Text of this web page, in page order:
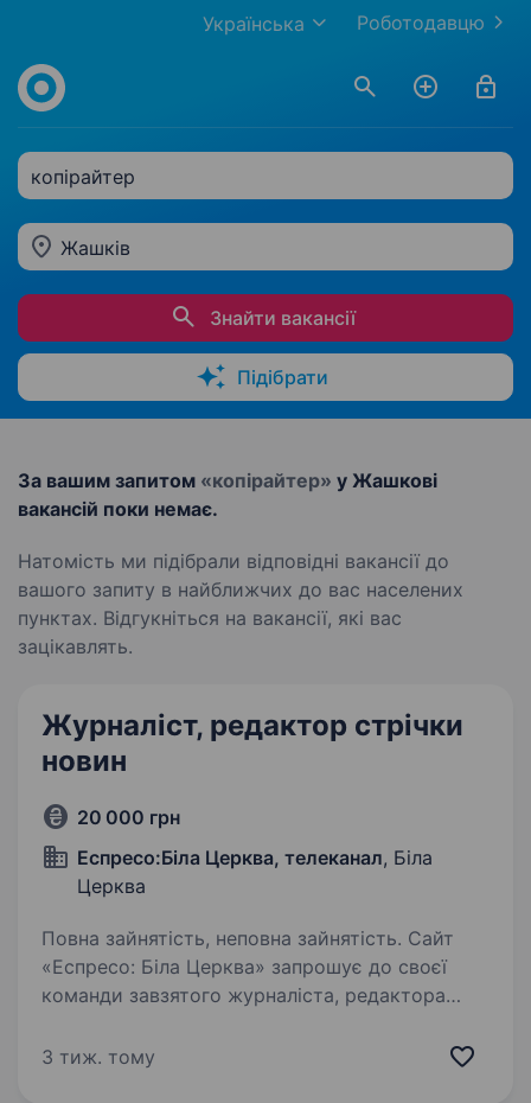
Роботодавцю
Українська
копірайтер
Жашків
Знайти вакансії
Підібрати
За вашим запитом «копірайтер» у Жашкові
вакансій поки немає.
Натомість ми підібрали відповідні вакансії до
вашого запиту в найближчих до вас населених
пунктах. Відгукніться на вакансії, які вас
зацікавлять.
Журналіст, редактор стрічки
новин
20 000 грн
Еспресо:Біла Церква, телеканал, Біла
Церква
Повна зайнятість, неповна зайнятість. Сайт
«Еспресо: Біла Церква» запрошує до своєї
команди завзятого журналіста, редактора
(бажано); Вміння писати матеріали, статті;
3 тиж. тому